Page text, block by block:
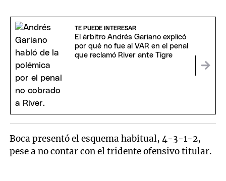
TE PUEDE INTERESAR
El árbitro Andrés Gariano explicó
por qué no fue al VAR en el penal
que reclamó River ante Tigre
Boca presentó el esquema habitual, 4-3-1-2,
pese a no contar con el tridente ofensivo titular.